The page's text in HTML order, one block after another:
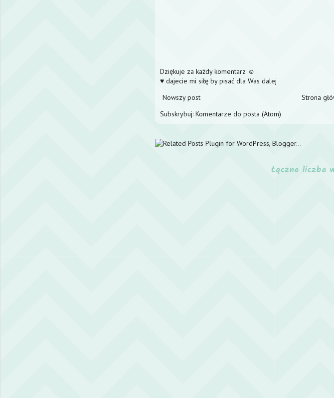
Dziękuje za każdy komentarz ☺
♥ dajecie mi siłę by pisać dla Was dalej
Nowszy post
Strona
Subskrybuj: Komentarze do posta (Atom)
Łączna liczba